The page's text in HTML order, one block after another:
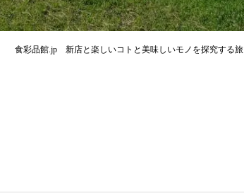
食彩品館.jp 新店と楽しいコトと美味しいモノを探究する旅